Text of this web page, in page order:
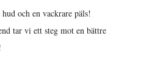
och en vackrare päls!
tar vi ett steg mot en bättre